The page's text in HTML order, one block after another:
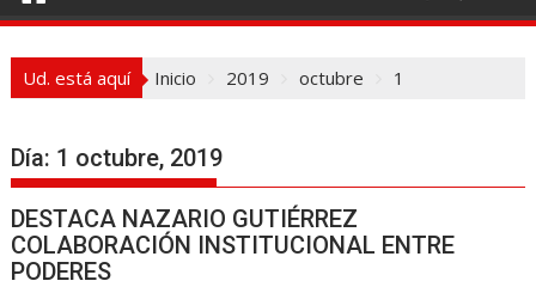
t
Ud. está aquí Inicio 2019 octubre 1
Día: 1 octubre, 2019
DESTACA NAZARIO GUTIÉRREZ
COLABORACIÓN INSTITUCIONAL ENTRE
PODERES